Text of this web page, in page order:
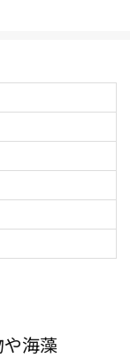
海藻